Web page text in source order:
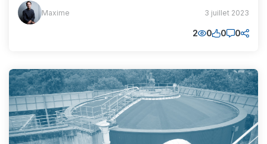
Maxime
(MM) Maxime 3 juillet 2023
2 0 0 0